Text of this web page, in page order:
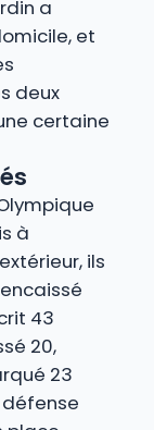
a
et
deux
certaine
à
ils
43
20,
23
défense